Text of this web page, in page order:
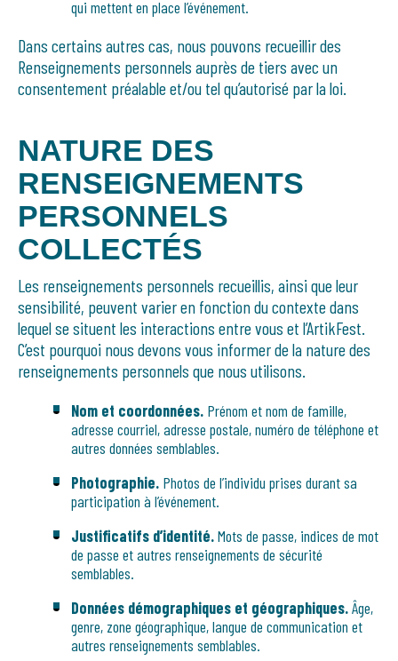
qui mettent en place l’événement.
Dans certains autres cas, nous pouvons recueillir des
Renseignements personnels auprès de tiers avec un
consentement préalable et/ou tel qu’autorisé par la loi.
NATURE DES
RENSEIGNEMENTS
PERSONNELS
COLLECTÉS
Les renseignements personnels recueillis, ainsi que leur
sensibilité, peuvent varier en fonction du contexte dans
lequel se situent les interactions entre vous et l’ArtikFest.
C’est pourquoi nous devons vous informer de la nature des
renseignements personnels que nous utilisons.
Nom et coordonnées. Prénom et nom de famille,
adresse courriel, adresse postale, numéro de téléphone et
autres données semblables.
Photographie. Photos de l’individu prises durant sa
participation à l’événement.
Justificatifs d’identité.Mots de passe, indices de mot
de passe et autres renseignements de sécurité
semblables.
Données démographiques et géographiques.Âge,
genre, zone géographique, langue de communication et
autres renseignements semblables.